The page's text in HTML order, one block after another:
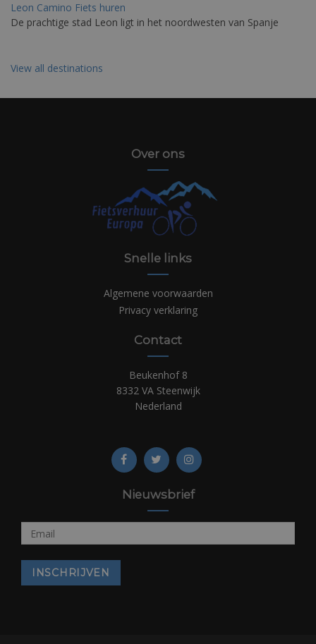
Leon Camino Fiets huren
De prachtige stad Leon ligt in het noordwesten van Spanje
View all destinations
Over ons
Snelle links
Algemene voorwaarden
Privacy verklaring
Contact
Beukenhof 8
8332 VA Steenwijk
Nederland
Nieuwsbrief